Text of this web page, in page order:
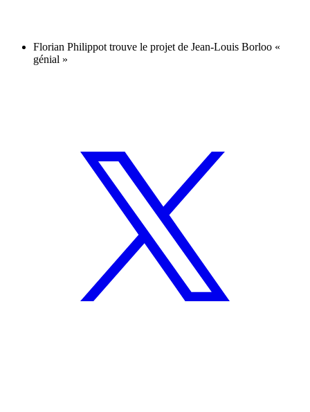
Florian Philippot trouve le projet de Jean-Louis Borloo «
génial »